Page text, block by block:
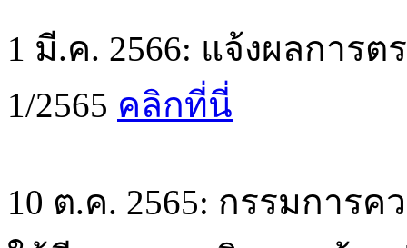
1 มี.ค. 2566: แจ้งผลการ
1/2565 คลิกที่นี่
10 ต.ค. 2565: กรรมการ